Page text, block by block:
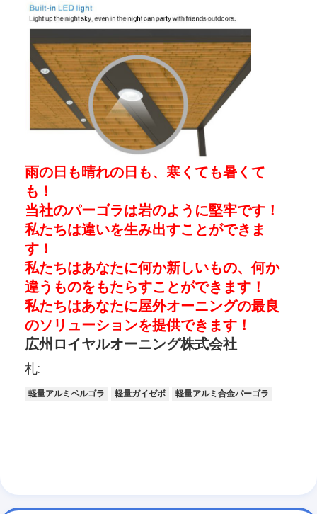
モーターを備えられたアルミニウム パーゴラ
引き込み式の日除け
軽量型ペルゴラ
電気 の 日陰 棚
ガーデン カーポート
ジッパー トラック ブラインド
改良されたアルミ・ローバー・ペルゴラ
雨の日も晴れの日も、寒くても暑くて
も！
当社のパーゴラは岩のように堅牢です！
私たちは違いを生み出すことができま
す！
私たちはあなたに何か新しいもの、何か
違うものをもたらすことができます！
私たちはあなたに屋外オーニングの最良
のソリューションを提供できます！
広州ロイヤルオーニング株式会社
札:
軽量アルミペルゴラ 軽量ガイゼボ 軽量アルミ合金パーゴラ